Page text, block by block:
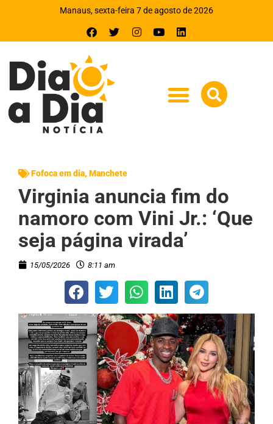
Manaus, sexta-feira 7 de agosto de 2026
Fofoca em dia, Manchete
Virginia anuncia fim do
namoro com Vini Jr.: ‘Que
seja página virada’
15/05/2026 8:11 am